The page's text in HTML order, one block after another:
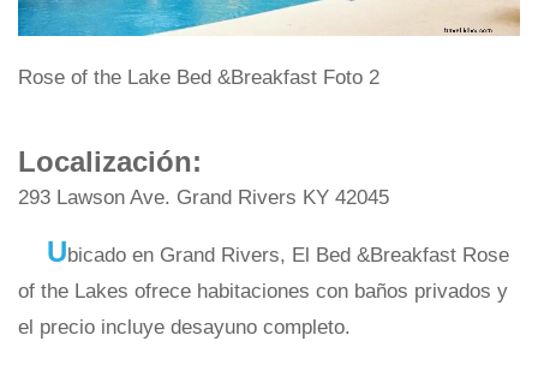
Rose of the Lake Bed &Breakfast Foto 2
Localización:
293 Lawson Ave. Grand Rivers KY 42045
Ubicado en Grand Rivers, El Bed &Breakfast Rose
of the Lakes ofrece habitaciones con baños privados y
el precio incluye desayuno completo.